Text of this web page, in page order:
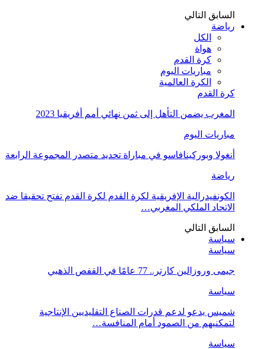
السابق التالي
رياضة
الكل
هواة
كرة القدم
مباريات اليوم
الكرة العالمية
كرة القدم
المغرب يضمن التأهل إلى ثمن نهائي أمم أفريقيا 2023
مباريات اليوم
أنغولا وبوركينافاسو في مباراة تحديد متصدر المجموعة الرابعة
رياضة
الكونفيدرالية الإفريقية لكرة القدم لكرة القدم تفتح تحقيقا ضد
الاتحاد الملكي المغربي…
السابق التالي
سياسة
سياسة
جيمى وروزالين كارتر.. 77 عامًا في القفص الذهبي
سياسة
شميس يدعو لدعم قدرات الصناع التقليديين الإنتاجية
لتمكنيهم من الصمود أمام المنافسة…
سياسة